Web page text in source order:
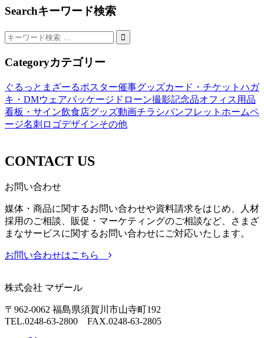
Searchキーワード検索
Categoryカテゴリー
ぐるっとまざーるポスター催事グッズカード・チケット ハガ
キ・DMウェアパッケージ ドローン撮影記念品オフィス用品
看板・サイン飲食店グッズ動画チラシパンフレット ホームペ
ージ名刺 ロゴデザインその他
CONTACT US
お問い合わせ
媒体・商品に関するお問い合わせや資料請求をはじめ、人材
採用のご相談、販促・マーケティングのご相談など、さまざ
まなサービスに関するお問い合わせにご対応いたします。
お問い合わせはこちら
株式会社 マザール
〒962-0062 福島県須賀川市山寺町192
TEL.0248-63-2800 FAX.0248-63-2805